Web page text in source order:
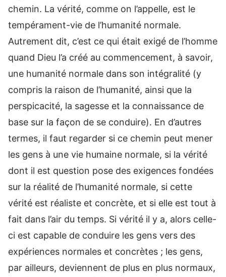
chemin. La vérité, comme on l’appelle, est le
tempérament-vie de l’humanité normale.
Autrement dit, c’est ce qui était exigé de l’homme
quand Dieu l’a créé au commencement, à savoir,
une humanité normale dans son intégralité (y
compris la raison de l’humanité, ainsi que la
perspicacité, la sagesse et la connaissance de
base sur la façon de se conduire). En d’autres
termes, il faut regarder si ce chemin peut mener
les gens à une vie humaine normale, si la vérité
dont il est question pose des exigences fondées
sur la réalité de l’humanité normale, si cette
vérité est réaliste et concrète, et si elle est tout à
fait dans l’air du temps. Si vérité il y a, alors celle-
ci est capable de conduire les gens vers des
expériences normales et concrètes ; les gens,
par ailleurs, deviennent de plus en plus normaux,